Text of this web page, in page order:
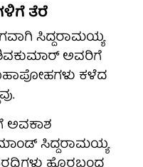
ತೆರೆ
ಸಿದ್ದರಾಮಯ್ಯ
ಅವರಿಗೆ
ಕಳೆದ
ಅವಕಾಶ
ಸಿದ್ದರಾಮಯ್ಯ